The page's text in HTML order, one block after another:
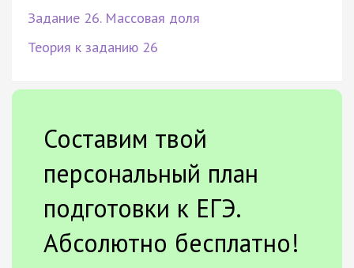
Задание 26. Массовая доля
Теория к заданию 26
Составим твой
персональный план
подготовки к ЕГЭ.
Абсолютно бесплатно!